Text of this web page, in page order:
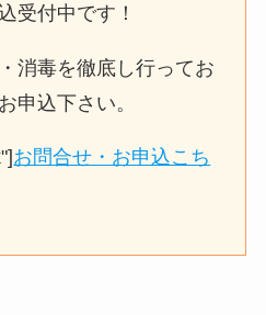
受付中です！
消毒を徹底し行ってお
申込下さい。
お問合せ・お申込こち